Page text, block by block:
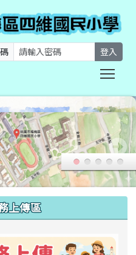
登入
上傳區